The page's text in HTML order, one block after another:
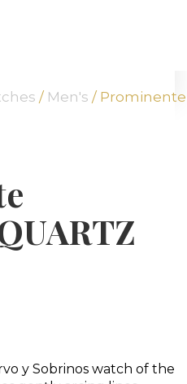
/ Men's / Prominente
y Sobrinos watch of the